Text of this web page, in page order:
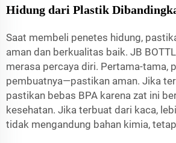
Hidung dari Plastik
Saat membeli penetes hidung,
aman dan berkualitas baik. JB
merasa percaya diri. Pertama-tama,
pembuatnya—pastikan aman. Jika
pastikan bebas BPA karena zat ini
kesehatan. Jika terbuat dari kaca,
tidak mengandung bahan kimia,